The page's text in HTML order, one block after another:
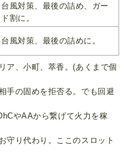
台風対策、最後の詰め、ガー
ド割に。
台風対策、最後の詰めに。
ア、小町、萃香。(あくまで個
手の固めを拒否る。でも回避
やAAから繋げて火力を稼
守り代わり。ここのスロット